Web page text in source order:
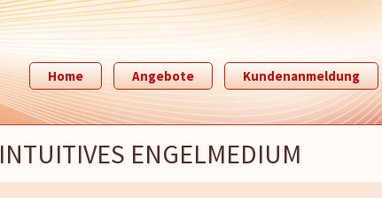
Home Angebote Kundenanmeldung
INTUITIVES ENGELMEDIUM